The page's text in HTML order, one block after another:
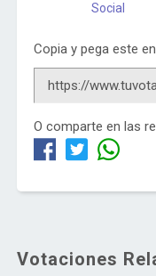
Social
Copia y pega este
O comparte en las
Votaciones